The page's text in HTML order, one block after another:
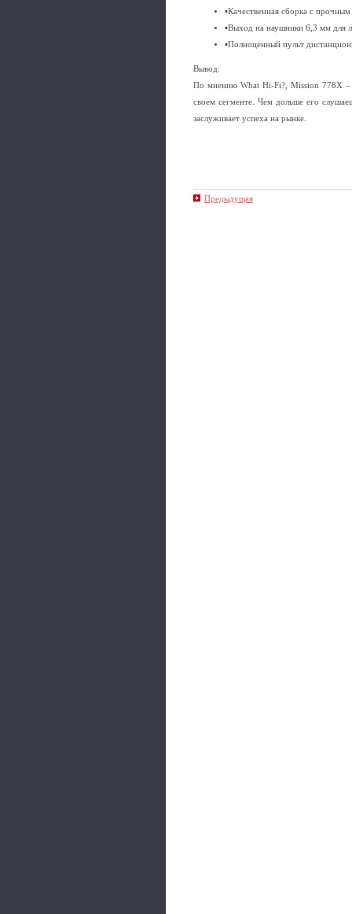
▪Качественная сборка с
▪Выход на наушники 6,3 мм для
▪Полноценный пульт
Вывод:
По мнению What Hi-Fi?, Mission 778X –
своем сегменте. Чем дольше его
заслуживает успеха на рынке.
Предыдущая